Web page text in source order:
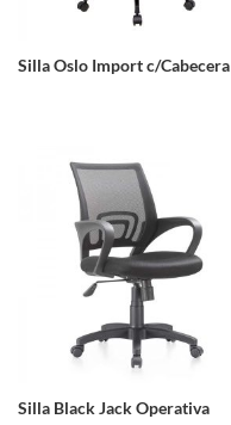
Silla Oslo Import c/Cabecera
Silla Black Jack Operativa